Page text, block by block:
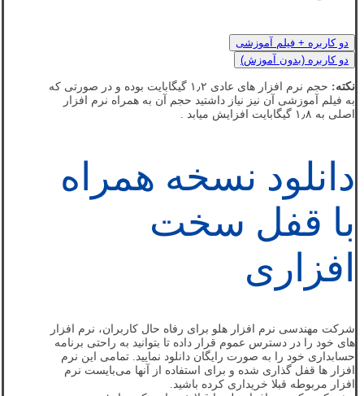
دو کاربره + فیلم آموزشی
دو کاربره (بدون آموزش)
نکته:
حجم نرم افزار های عادی ۱٫۲ گیگابایت بوده و در صورتی که
به فیلم آموزشی آن نیز نیاز داشتید حجم آن به همراه نرم افزار
اصلی به ۱٫۸ گیگابایت افزایش میابد .
دانلود نسخه همراه
با قفل سخت
افزاری
شرکت مهندسی نرم افزار هلو برای رفاه حال کاربران، نرم افزار
های خود را در دسترس عموم قرار داده تا بتوانید به راحتی برنامه
حسابداری خود را به صورت رایگان دانلود نمایید. تمامی این نرم
افزار ها قفل گذاری شده و برای استفاده از آنها می‌بایست نرم
افزار مربوطه قبلا خریداری کرده باشید.